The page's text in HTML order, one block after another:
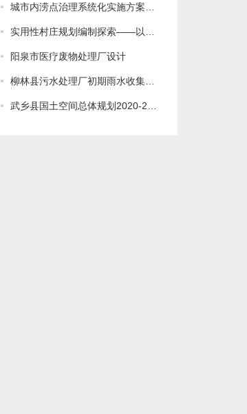
城市内涝点治理系统化实施方案分析——以阳城县城为例
实用性村庄规划编制探索——以昔阳县三都乡三都村为例
阳泉市医疗废物处理厂设计
柳林县污水处理厂初期雨水收集池建设项目
武乡县国土空间总体规划2020-2035